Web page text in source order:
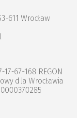
611 Wrocław
67-168 REGON
dla Wrocławia